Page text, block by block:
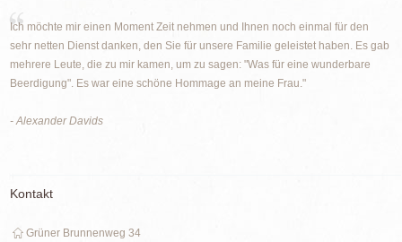
Ich möchte mir einen Moment Zeit nehmen und Ihnen noch einmal für den
sehr netten Dienst danken, den Sie für unsere Familie geleistet haben. Es gab
mehrere Leute, die zu mir kamen, um zu sagen: "Was für eine wunderbare
Beerdigung". Es war eine schöne Hommage an meine Frau."
- Alexander Davids
Kontakt
Grüner Brunnenweg 34